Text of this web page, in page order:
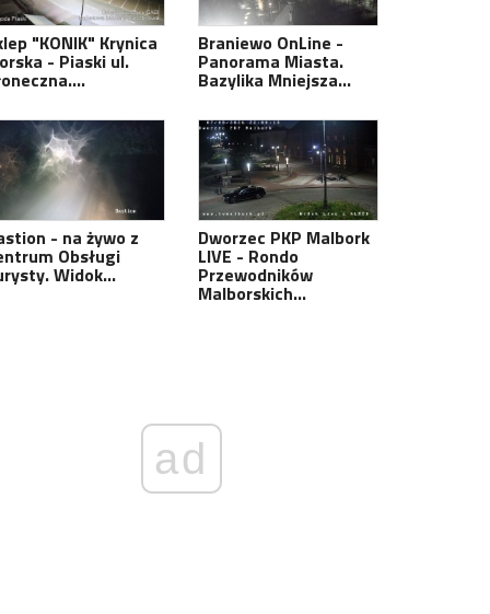
"KONIK" Krynica
- Piaski ul.
Braniewo OnLine -
Panorama Miasta.
Bazylika Mniejsza…
- na żywo z
Obsługi
Widok…
Dworzec PKP Malbork
LIVE - Rondo
Przewodników
Malborskich…
ad